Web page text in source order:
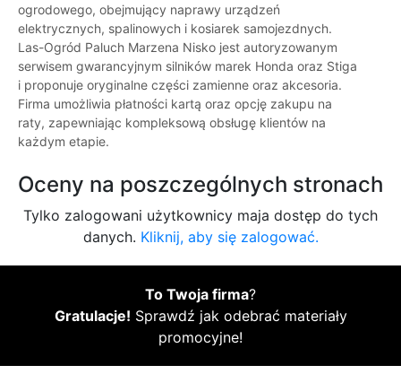
ogrodowego, obejmujący naprawy urządzeń
elektrycznych, spalinowych i kosiarek samojezdnych.
Las-Ogród Paluch Marzena Nisko jest autoryzowanym
serwisem gwarancyjnym silników marek Honda oraz Stiga
i proponuje oryginalne części zamienne oraz akcesoria.
Firma umożliwia płatności kartą oraz opcję zakupu na
raty, zapewniając kompleksową obsługę klientów na
każdym etapie.
Oceny na poszczególnych stronach
Tylko zalogowani użytkownicy maja dostęp do tych
danych. Kliknij, aby się zalogować.
To Twoja firma?
Gratulacje! Sprawdź jak odebrać materiały
promocyjne!